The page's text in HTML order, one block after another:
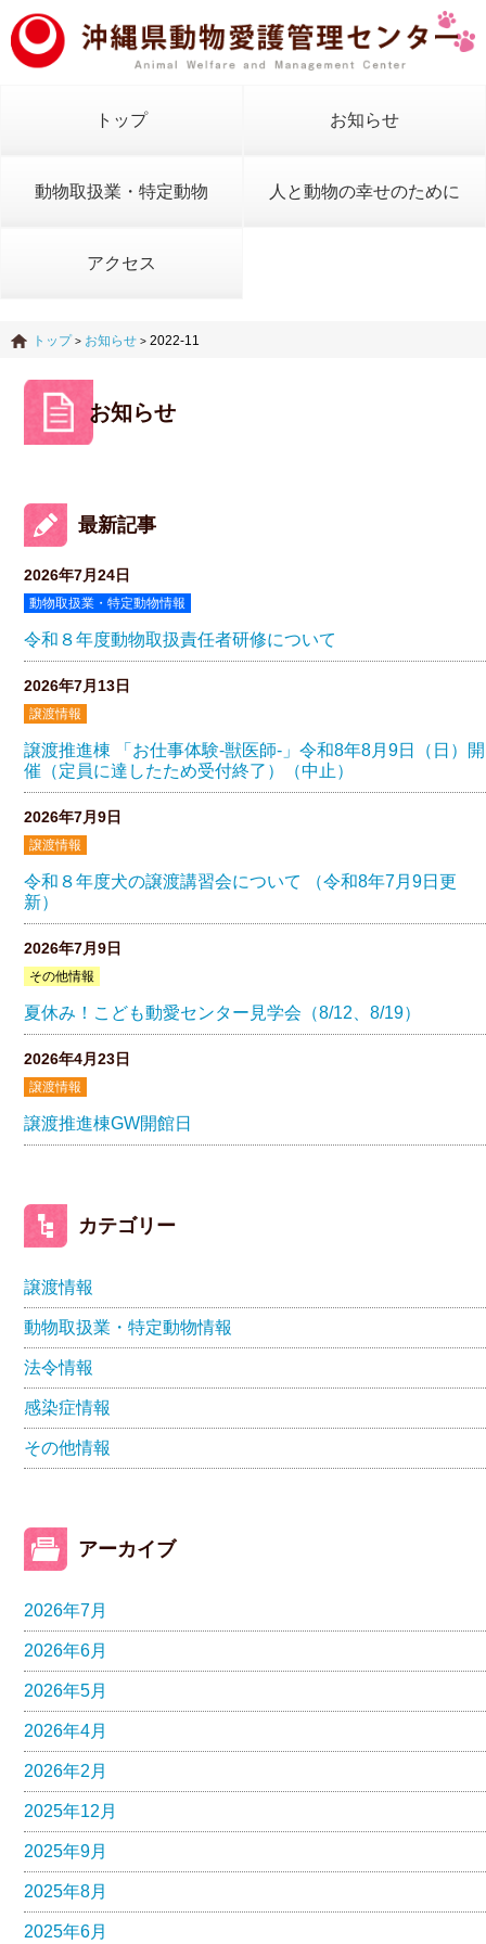
トップ お知らせ
動物取扱業・特定動物 人と動物の幸せのために
アクセス
トップ > お知らせ > 2022-11
お知らせ
最新記事
2026年7月24日
動物取扱業・特定動物情報
令和８年度動物取扱責任者研修について
2026年7月13日
譲渡情報
譲渡推進棟 「お仕事体験-獣医師-」令和8年8月9日（日）開
催（定員に達したため受付終了）（中止）
2026年7月9日
譲渡情報
令和８年度犬の譲渡講習会について （令和8年7月9日更
新）
2026年7月9日
その他情報
夏休み！こども動愛センター見学会（8/12、8/19）
2026年4月23日
譲渡情報
譲渡推進棟GW開館日
カテゴリー
譲渡情報
動物取扱業・特定動物情報
法令情報
感染症情報
その他情報
アーカイブ
2026年7月
2026年6月
2026年5月
2026年4月
2026年2月
2025年12月
2025年9月
2025年8月
2025年6月